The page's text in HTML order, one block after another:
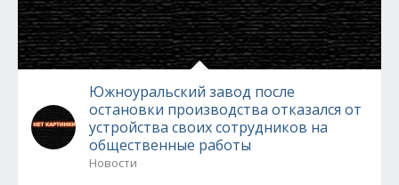
Южноуральский завод после
остановки производства отказался от
устройства своих сотрудников на
общественные работы
Новости